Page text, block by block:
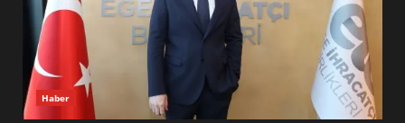
4
FİNALİNDE NE BAŞARDI?
BALIKESİR MÜZELERİNDE SÜRE